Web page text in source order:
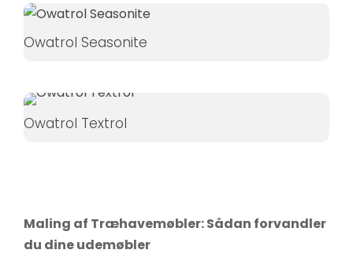
Owatrol Seasonite
Owatrol Textrol
Maling af Træhavemøbler: Sådan forvandler
du dine udemøbler
hjemmesiden.
dele dine
interesser
vores side,
øger du